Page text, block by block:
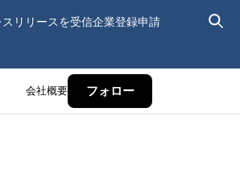
スリリースを受信企業登録申請
会社概要 フォロー